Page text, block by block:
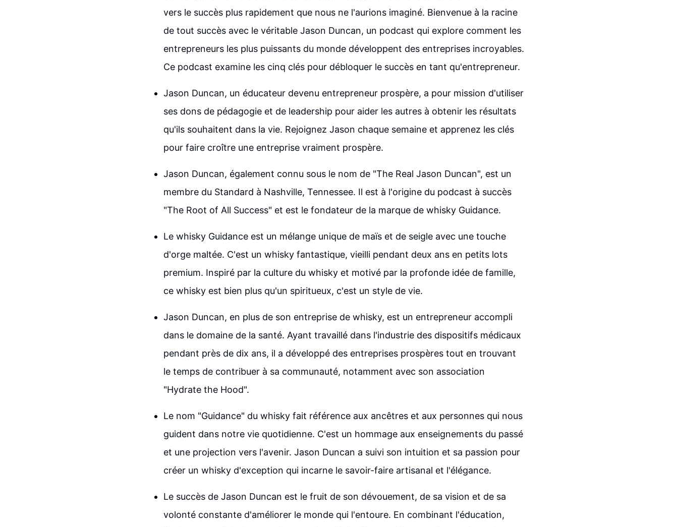
vers le succès plus rapidement que nous ne l'aurions imaginé. Bienvenue à la racine
de tout succès avec le véritable Jason Duncan, un podcast qui explore comment les
entrepreneurs les plus puissants du monde développent des entreprises incroyables.
Ce podcast examine les cinq clés pour débloquer le succès en tant qu'entrepreneur.
Jason Duncan, un éducateur devenu entrepreneur prospère, a pour mission d'utiliser
ses dons de pédagogie et de leadership pour aider les autres à obtenir les résultats
qu'ils souhaitent dans la vie. Rejoignez Jason chaque semaine et apprenez les clés
pour faire croître une entreprise vraiment prospère.
Jason Duncan, également connu sous le nom de "The Real Jason Duncan", est un
membre du Standard à Nashville, Tennessee. Il est à l'origine du podcast à succès
"The Root of All Success" et est le fondateur de la marque de whisky Guidance.
Le whisky Guidance est un mélange unique de maïs et de seigle avec une touche
d'orge maltée. C'est un whisky fantastique, vieilli pendant deux ans en petits lots
premium. Inspiré par la culture du whisky et motivé par la profonde idée de famille,
ce whisky est bien plus qu'un spiritueux, c'est un style de vie.
Jason Duncan, en plus de son entreprise de whisky, est un entrepreneur accompli
dans le domaine de la santé. Ayant travaillé dans l'industrie des dispositifs médicaux
pendant près de dix ans, il a développé des entreprises prospères tout en trouvant
le temps de contribuer à sa communauté, notamment avec son association
"Hydrate the Hood".
Le nom "Guidance" du whisky fait référence aux ancêtres et aux personnes qui nous
guident dans notre vie quotidienne. C'est un hommage aux enseignements du passé
et une projection vers l'avenir. Jason Duncan a suivi son intuition et sa passion pour
créer un whisky d'exception qui incarne le savoir-faire artisanal et l'élégance.
Le succès de Jason Duncan est le fruit de son dévouement, de sa vision et de sa
volonté constante d'améliorer le monde qui l'entoure. En combinant l'éducation,